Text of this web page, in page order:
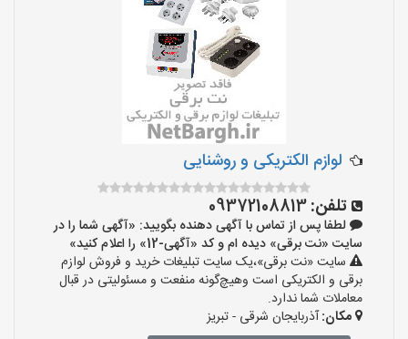
لوازم الکتریکی و روشنایی
تلفن:09372108813
لطفا پس از تماس با آگهی دهنده بگویید: «آگهی شما را در
سایت «نت برقی» دیده ام و کد «آگهی-12» را اعلام کنید»
سایت «نت برقی»،یک سایت تبلیغات خرید و فروش لوازم
برقی و الکتریکی است وهیچ‌گونه منفعت و مسئولیتی در قبال
معاملات شما ندارد.
مکان:آذربایجان شرقی - تبریز